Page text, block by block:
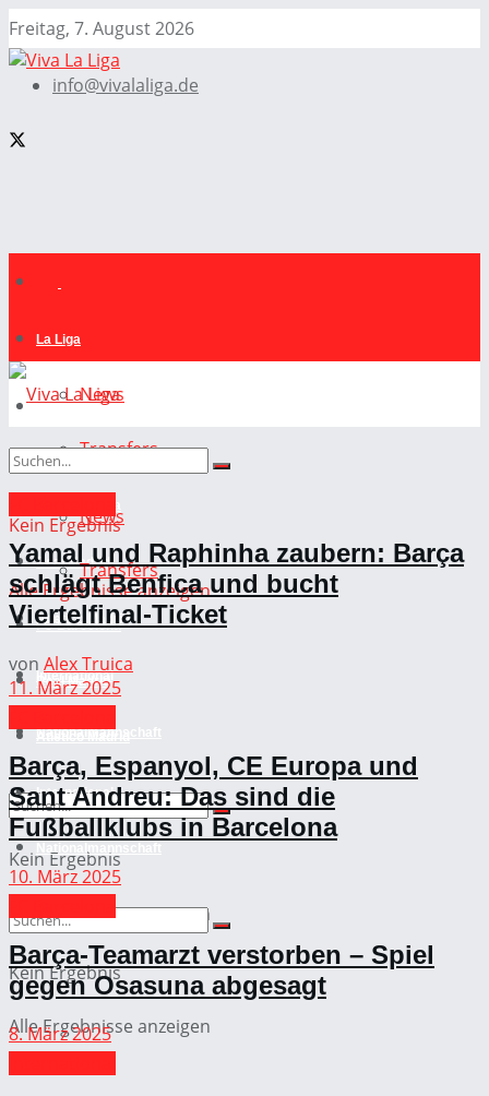
Freitag, 7. August 2026
info@vivalaliga.de
La Liga
News
Transfers
Real Madrid
Atletico Madrid
International
Nationalmannschaft
Kein Ergebnis
Alle Ergebnisse anzeigen
La Liga
News
Transfers
FC Barcelona
Real Madrid
International
Nationalmannschaft
Kein Ergebnis
Alle Ergebnisse anzeigen
Kein Ergebnis
Alle Ergebnisse anzeigen
Yamal und Raphinha zaubern: Barça
schlägt Benfica und bucht
Viertelfinal-Ticket
von Alex Truica
11. März 2025
Barça, Espanyol, CE Europa und
Sant Andreu: Das sind die
Fußballklubs in Barcelona
10. März 2025
Barça-Teamarzt verstorben – Spiel
gegen Osasuna abgesagt
8. März 2025